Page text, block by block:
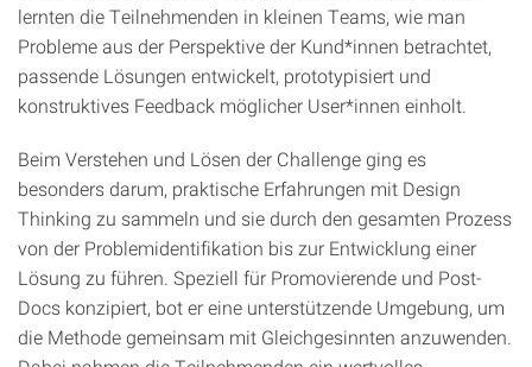
lernten die Teilnehmenden in kleinen Teams, wie man
Probleme aus der Perspektive der Kund*innen betrachtet,
passende Lösungen entwickelt, prototypisiert und
konstruktives Feedback möglicher User*innen einholt.
Beim Verstehen und Lösen der Challenge ging es
besonders darum, praktische Erfahrungen mit Design
Thinking zu sammeln und sie durch den gesamten Prozess
von der Problemidentifikation bis zur Entwicklung einer
Lösung zu führen. Speziell für Promovierende und Post-
Docs konzipiert, bot er eine unterstützende Umgebung, um
die Methode gemeinsam mit Gleichgesinnten anzuwenden.